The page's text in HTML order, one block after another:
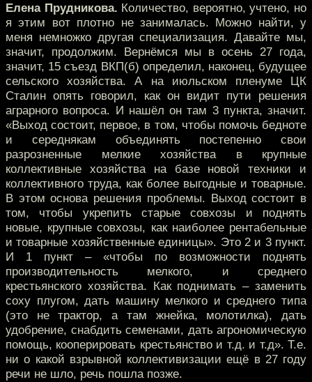
Елена Прудникова. Количество, вероятно, учтено, но
я этим вот плотно не занималась. Можно найти, у
меня немножко другая специализация. Давайте мы,
значит, продолжим. Вернёмся мы в осень 27 года,
значит, 15 съезд ВКП(б) определил, наконец, будущее
сельского хозяйства. А на июльском пленуме ЦК
Сталин опять говорил, как он видит пути решения
аграрного вопроса. И нашёл он там 3 пункта, значит.
«Выход состоит, первое, в том, чтобы помочь бедноте
и середнякам объединять постепенно свои
разрозненные мелкие хозяйства в крупные
коллективные хозяйства на базе новой техники и
коллективного труда, как более выгодные и товарные.
В этом основа решения проблемы. Выход состоит в
том, чтобы укрепить старые совхозы и поднять
новые, крупные совхозы, как наиболее рентабельные
и товарные хозяйственные единицы». Это 2 и 3 пункт.
И 1 пункт – «чтобы по возможности поднять
производительность мелкого, и среднего
крестьянского хозяйства. Как поднимать – заменить
соху плугом, дать машину мелкого и среднего типа
(это не трактор, а там жнейка, молотилка), дать
удобрение, снабдить семенами, дать агрономическую
помощь, кооперировать крестьянство и т.д. и т.д». Т.е.
ни о какой взрывной коллективизации ещё в 27 году
речи не шло, речь пошла позже.